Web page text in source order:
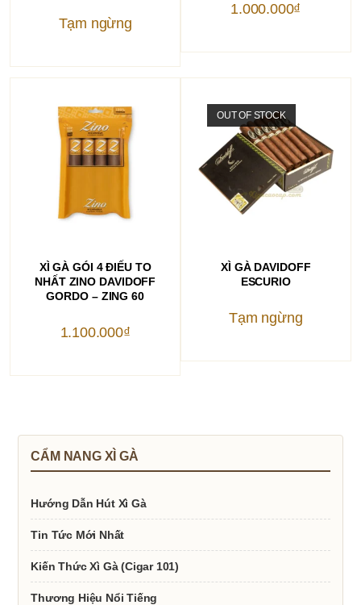
Tạm ngừng
1.000.000₫
THÊM VÀO GIỎ HÀNG
XÌ GÀ GÓI 4 ĐIẾU TO
NHẤT ZINO DAVIDOFF
GORDO – ZING 60
1.100.000₫
OUT OF STOCK
ĐỌC TIẾP
XÌ GÀ DAVIDOFF
ESCURIO
Tạm ngừng
CẨM NANG XÌ GÀ
Hướng Dẫn Hút Xì Gà
Tin Tức Mới Nhất
Kiến Thức Xì Gà (Cigar 101)
Thương Hiệu Nổi Tiếng